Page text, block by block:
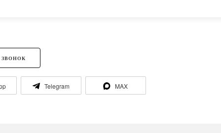
ЗВОНОК
Telegram MAX